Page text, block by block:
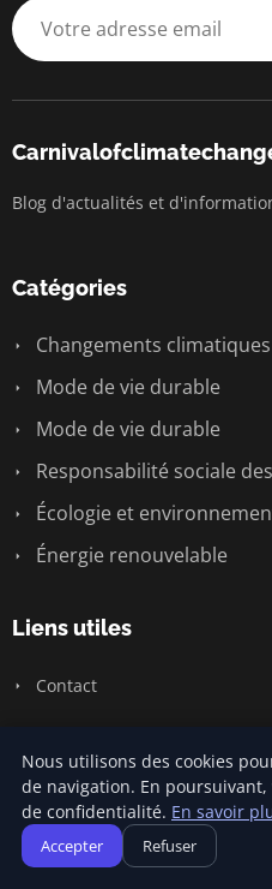
Blog d'actualités et
Catégories
Changements climatiques
Mode de vie durable
Mode de vie durable
Responsabilité sociale
Écologie et
Énergie renouvelable
Liens utiles
Contact
Informations
Plan du site
Nous utilisons des cookies
de navigation. En
de confidentialité. En savoir
Accepter Refuser